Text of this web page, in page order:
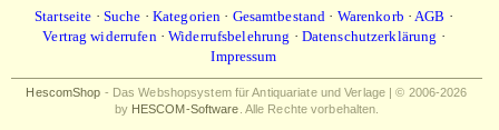
Startseite · Suche · Kategorien · Gesamtbestand · Warenkorb ·AGB ·
Vertrag widerrufen·Widerrufsbelehrung · Datenschutzerklärung ·
Impressum
HescomShop - Das Webshopsystem für Antiquariate und Verlage | © 2006-2026
by HESCOM-Software . Alle Rechte vorbehalten.